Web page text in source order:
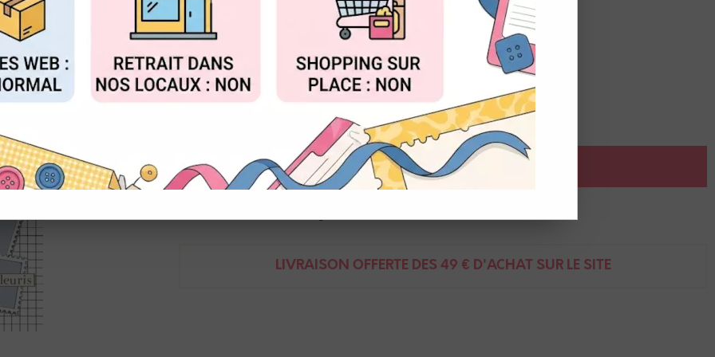
Réf. :EI-40-A6-04
L'encre & l'image
Clear stamp herbes folles
10 x 15 cm
AJOUTER AU PANIER
LIVRAISON OFFERTE DÈS 49 € D'ACHAT SUR LE SITE
ACCEPTER TOUT